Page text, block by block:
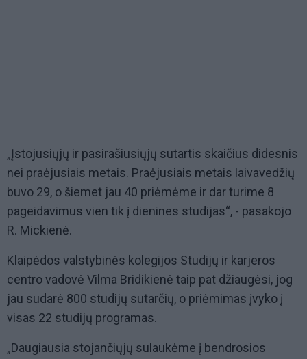
„Įstojusiųjų ir pasirašiusiųjų sutartis skaičius didesnis
nei praėjusiais metais. Praėjusiais metais laivavedžių
buvo 29, o šiemet jau 40 priėmėme ir dar turime 8
pageidavimus vien tik į dienines studijas“, - pasakojo
R. Mickienė.
Klaipėdos valstybinės kolegijos Studijų ir karjeros
centro vadovė Vilma Bridikienė taip pat džiaugėsi, jog
jau sudarė 800 studijų sutarčių, o priėmimas įvyko į
visas 22 studijų programas.
„Daugiausia stojančiųjų sulaukėme į bendrosios